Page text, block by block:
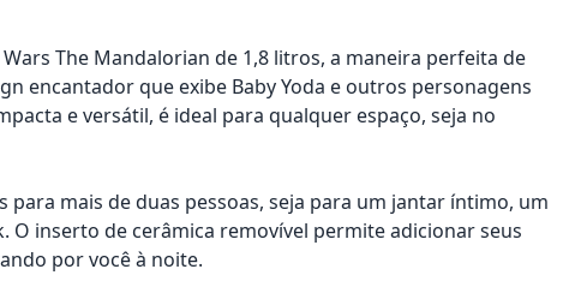
The Mandalorian de 1,8 litros, a maneira perfeita de
encantador que exibe Baby Yoda e outros personagens
e versátil, é ideal para qualquer espaço, seja no
mais de duas pessoas, seja para um jantar íntimo, um
inserto de cerâmica removível permite adicionar seus
por você à noite.